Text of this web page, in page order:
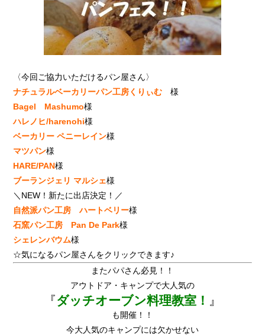
〈今回ご協力いただけるパン屋さん〉
ナチュラルベーカリーパン工房くりぃむ 様
Bagel Mashumo様
ハレノヒ/harenohi様
ベーカリー ペニーレイン様
マツパン様
HARE/PAN様
ブーランジェリ マルシェ様
＼NEW！新たに出店決定！／
自然派パン工房 ハートベリー様
石窯パン工房 Pan De Park様
シェレンバウム様
☆気になるパン屋さんをクリックできます♪
またパパさん必見！！
アウトドア・キャンプで大人気の
『ダッチオーブン料理教室！ 』
も開催！！
今大人気のキャンプには欠かせない